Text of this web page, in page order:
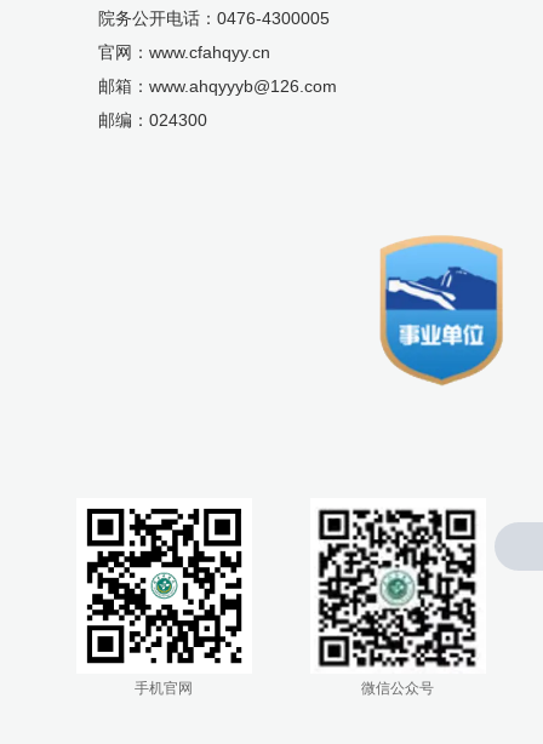
院务公开电话：0476-4300005
官网：www.cfahqyy.cn
邮箱：www.ahqyyyb@126.com
邮编：024300
0476-4300005
手机官网 微信公众号